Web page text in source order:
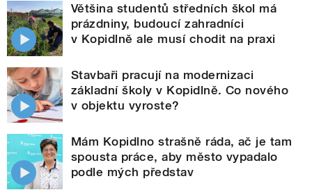
Většina studentů středních škol má
prázdniny, budoucí zahradníci
v Kopidlně ale musí chodit na praxi
Stavbaři pracují na modernizaci
základní školy v Kopidlně. Co nového
v objektu vyroste?
Mám Kopidlno strašně ráda, ač je tam
spousta práce, aby město vypadalo
podle mých představ